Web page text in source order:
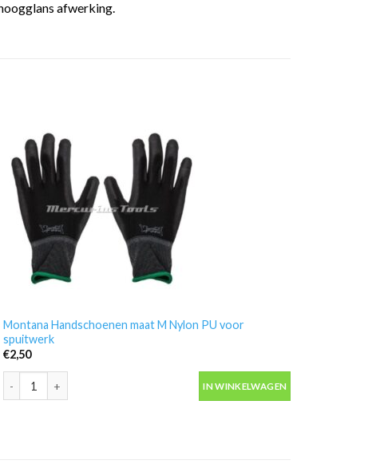
afwerking.
-Gerson 8211E2 aantal
Montana Handschoenen maat M Nylon PU voor
spuitwerk
€2,50
Montana Handschoenen maat M Nylon PU voor spuitwerk aantal
IN WINKELWAGEN